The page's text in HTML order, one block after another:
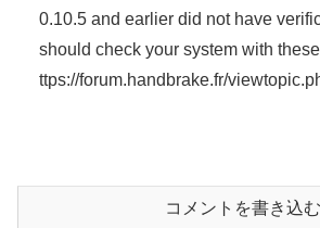
0.10.5 and earlier did not have
should check your system with
ttps://forum.handbrake.fr/
コメントを書き込む